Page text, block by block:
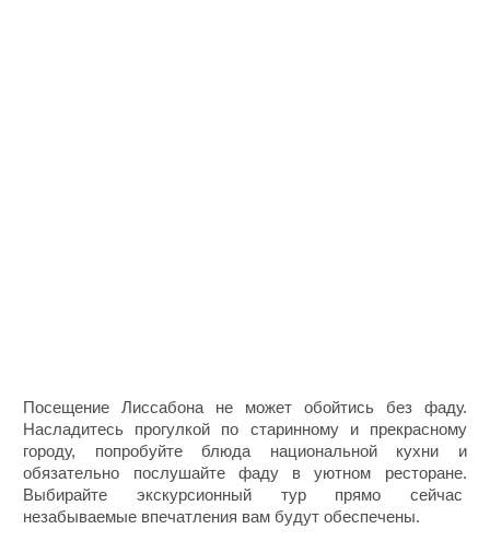
Посещение Лиссабона не может обойтись без фаду.
Насладитесь прогулкой по старинному и прекрасному
городу, попробуйте блюда национальной кухни и
обязательно послушайте фаду в уютном ресторане.
Выбирайте экскурсионный тур прямо сейчас
незабываемые впечатления вам будут обеспечены.